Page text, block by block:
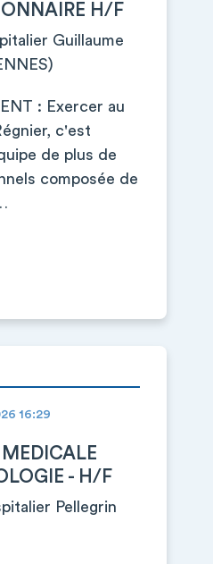
H/F
Guillaume
: Exercer au
c'est
de plus de
composée de
16:29
MEDICALE
- H/F
Pellegrin